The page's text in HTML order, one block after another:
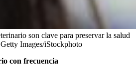
son clave para preservar la salud
Getty Images/iStockphoto
con frecuencia